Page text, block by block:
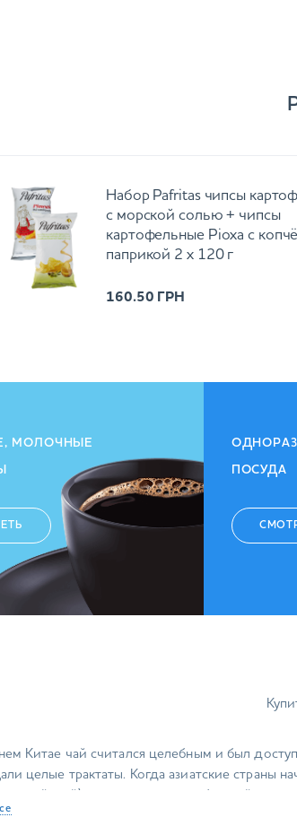
Набор Pafritas чипсы
с морской солью + чипсы
картофельные Ріоха с
паприкой 2 х 120 г
160.50 ГРН
МОЛОЧНЫЕ
ПОСУДА
Китае чай считался целебным и был
целые трактаты. Когда азиатские страны
действие и приятный вкус.